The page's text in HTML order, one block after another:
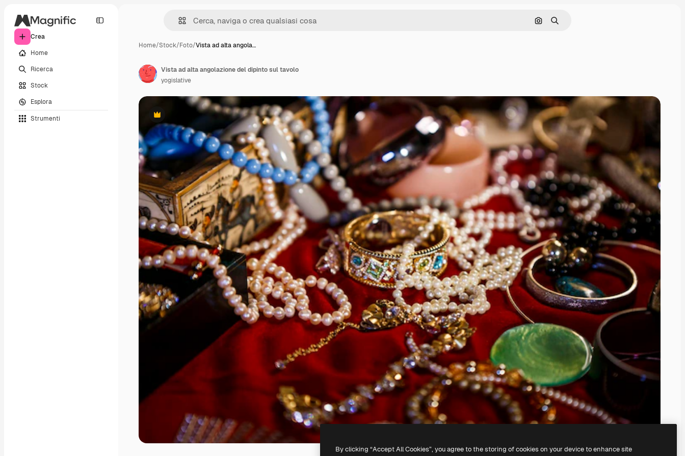
Crea
Home
Ricerca
Stock
Esplora
Strumenti
Cerca per immagine
Ricerca
Home/Stock/Foto/Vista ad alta angola…
Premium
Vista ad alta angolazione del dipinto sul tavolo
yogislative
By clicking “Accept All Cookies”, you agree to the storing of cookies on your device to enhance site